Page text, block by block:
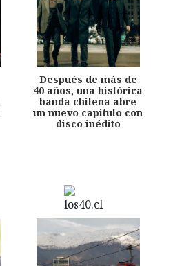
Después de más de
40 años, una histórica
banda chilena abre
un nuevo capítulo con
disco inédito